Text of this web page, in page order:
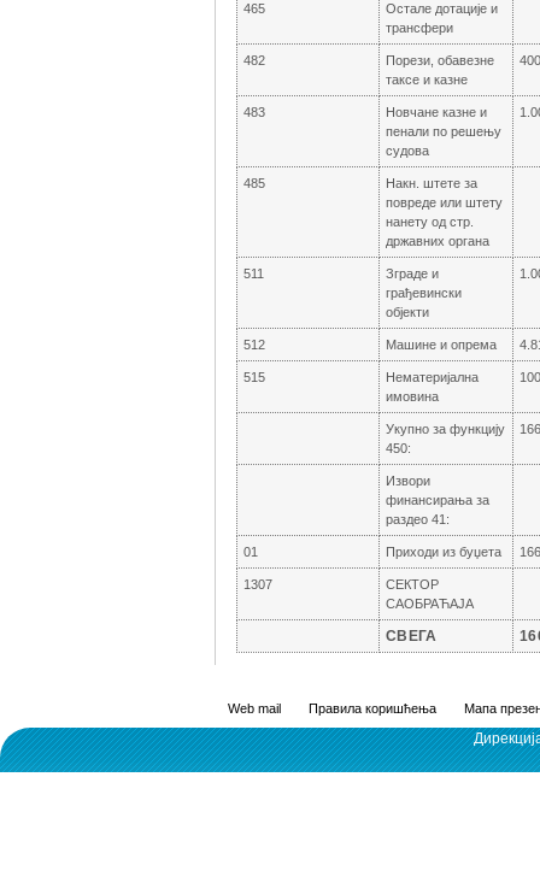
465
Остале дотације и
трансфери
482
Порези, обавезне
таксе и казне
483
Новчане казне и
пенали по решењу
судова
485
Накн. штете за
повреде или штету
нанету од стр.
државних органа
511
Зграде и
грађевински
објекти
512 Машине и опрема
515
Нематеријална
имовина
Укупно за функцију
450:
Извори
финансирања за
раздео 41:
01 Приходи из буџета
1307
СЕКТОР
САОБРАЋАЈА
СВЕГА
Web mail Правила коришћења Мапа